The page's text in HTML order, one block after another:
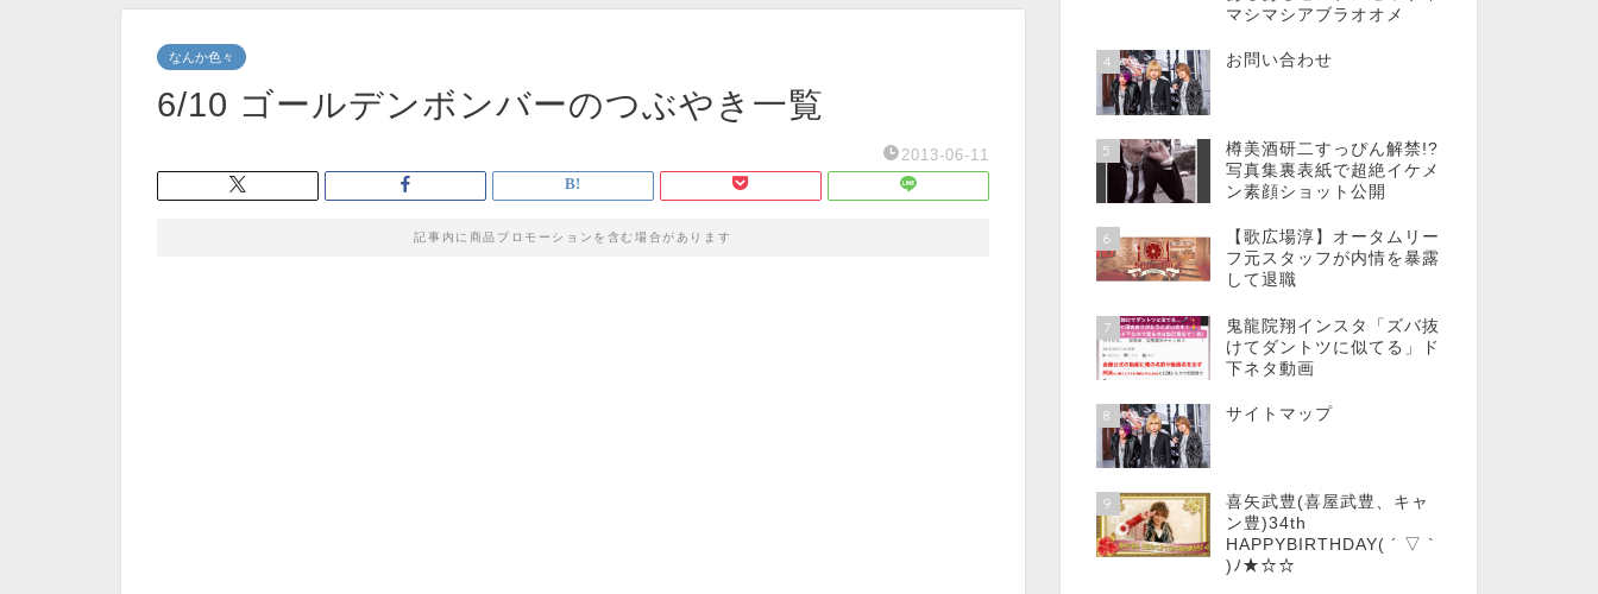
なんか色々
6/10 ゴールデンボンバーのつぶやき一覧
2013-06-11
記事内に商品プロモーションを含む場合があります
マシマシアブラオオメ
4 お問い合わせ
5
樽美酒研二すっぴん解禁!?
写真集裏表紙で超絶イケメ
ン素顔ショット公開
6
【歌広場淳】オータムリー
フ元スタッフが内情を暴露
して退職
7
鬼龍院翔インスタ「ズバ抜
けてダントツに似てる」ド
下ネタ動画
8 サイトマップ
9
喜矢武豊(喜屋武豊、キャ
ン豊)34th
HAPPYBIRTHDAY( ´ ▽ `
)ﾉ★☆☆